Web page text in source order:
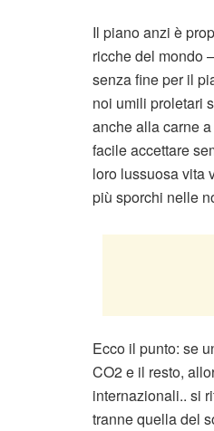
Il piano anzi è
ricche del mondo
senza fine per il
noi umili proletari
anche alla carne
facile accettare
loro lussuosa vita
più sporchi nelle
Ecco il punto: se
CO2 e il resto,
internazionali.. si
tranne quella del